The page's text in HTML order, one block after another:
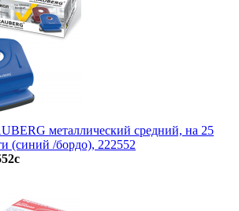
металлический средний, на 25
(синий /бордо), 222552